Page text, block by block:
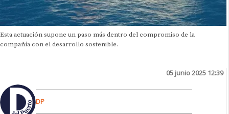
Esta actuación supone un paso más dentro del compromiso de la
compañía con el desarrollo sostenible.
05 junio 2025 12:39
DP